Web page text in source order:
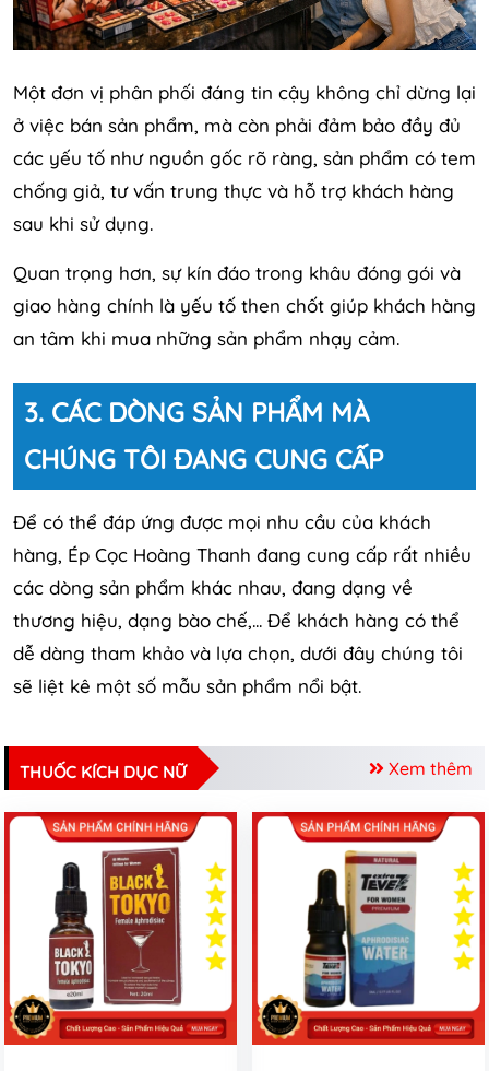
Một đơn vị phân phối đáng tin cậy không chỉ dừng lại
ở việc bán sản phẩm, mà còn phải đảm bảo đầy đủ
các yếu tố như nguồn gốc rõ ràng, sản phẩm có tem
chống giả, tư vấn trung thực và hỗ trợ khách hàng
sau khi sử dụng.
Quan trọng hơn, sự kín đáo trong khâu đóng gói và
giao hàng chính là yếu tố then chốt giúp khách hàng
an tâm khi mua những sản phẩm nhạy cảm.
3. CÁC DÒNG SẢN PHẨM MÀ
CHÚNG TÔI ĐANG CUNG CẤP
Để có thể đáp ứng được mọi nhu cầu của khách
hàng, Ép Cọc Hoàng Thanh đang cung cấp rất nhiều
các dòng sản phẩm khác nhau, đang dạng về
thương hiệu, dạng bào chế,... Để khách hàng có thể
dễ dàng tham khảo và lựa chọn, dưới đây chúng tôi
sẽ liệt kê một số mẫu sản phẩm nổi bật.
Xem thêm
THUỐC KÍCH DỤC NỮ